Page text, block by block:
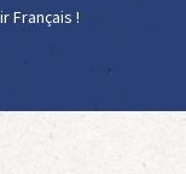
Français !